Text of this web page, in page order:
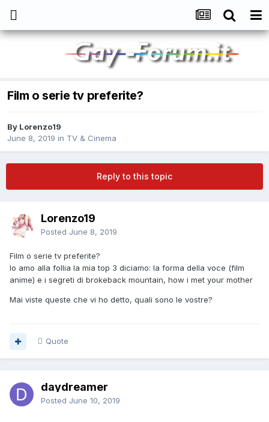
Film o serie tv preferite?
By Lorenzo19
June 8, 2019 in TV & Cinema
Reply to this topic
Lorenzo19
Posted June 8, 2019
Film o serie tv preferite?
Io amo alla follia la mia top 3 diciamo: la forma della voce (film
anime) e i segreti di brokeback mountain, how i met your mother
Mai viste queste che vi ho detto, quali sono le vostre?
Quote
daydreamer
Posted June 10, 2019